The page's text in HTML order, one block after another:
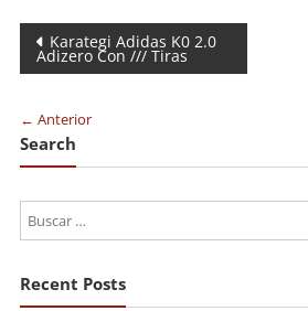
Navegación
de
entradas
Karategi Adidas K0 2.0
Adizero Con /// Tiras
← Anterior
Search
Recent Posts